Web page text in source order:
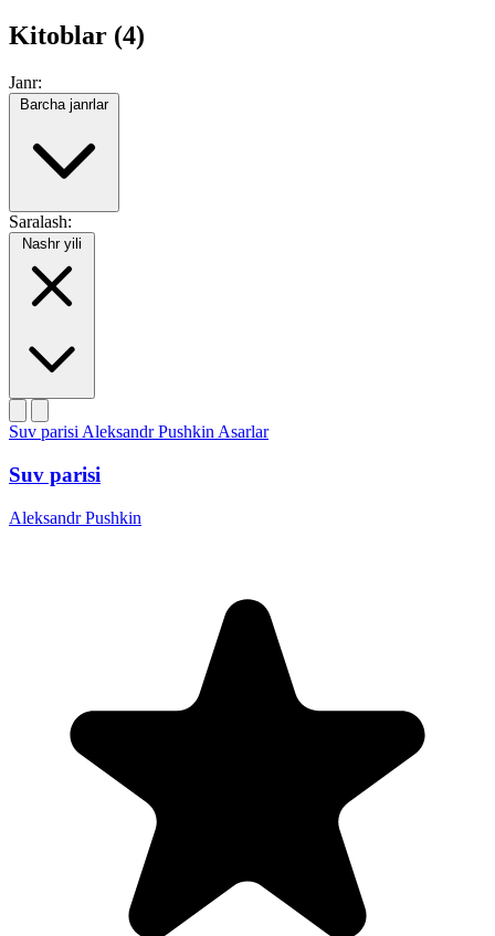
Kitoblar (4)
Janr:
Barcha janrlar
Saralash:
Nashr yili
Suv parisi Aleksandr Pushkin Asarlar
Suv parisi
Aleksandr Pushkin